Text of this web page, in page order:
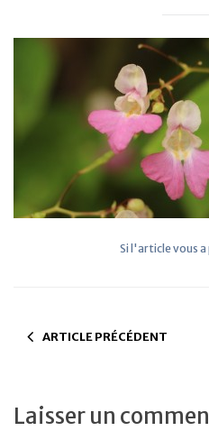
Si l'article vous
ARTICLE PRÉCÉDENT
Laisser un